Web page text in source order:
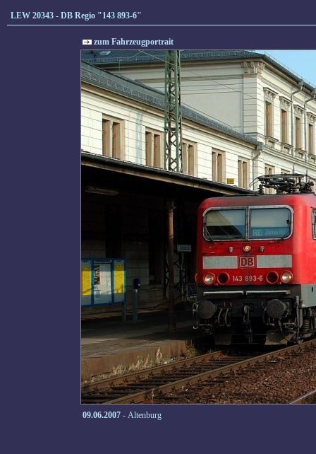
LEW 20343 - DB Regio "143 893-6"
zum Fahrzeugportrait
09.06.2007 - Altenburg